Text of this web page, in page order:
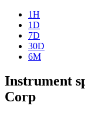
1H
1D
7D
30D
6M
Instrument
Corp